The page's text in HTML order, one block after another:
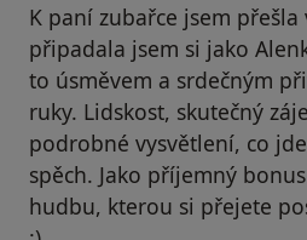
K paní zubařce jsem přešla
připadala jsem si jako
to úsměvem a srdečným
ruky. Lidskost, skutečný
podrobné vysvětlení, co
spěch. Jako příjemný
hudbu, kterou si přejete